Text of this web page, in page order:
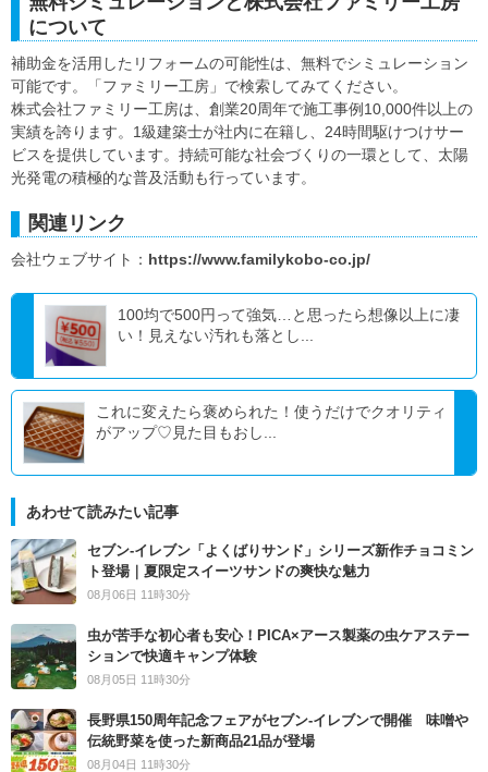
について
補助金を活用したリフォームの可能性は、無料でシミュレーション
可能です。「ファミリー工房」で検索してみてください。
株式会社ファミリー工房は、創業20周年で施工事例10,000件以上の
実績を誇ります。1級建築士が社内に在籍し、24時間駆けつけサー
ビスを提供しています。持続可能な社会づくりの一環として、太陽
光発電の積極的な普及活動も行っています。
関連リンク
会社ウェブサイト： https://www.familykobo-co.jp/
100均で500円って強気…と思ったら想像以上に凄
い！見えない汚れも落とし...
これに変えたら褒められた！使うだけでクオリティ
がアップ♡見た目もおし...
あわせて読みたい記事
セブン‐イレブン「よくばりサンド」シリーズ新作チョコミン
ト登場｜夏限定スイーツサンドの爽快な魅力
08月06日 11時30分
虫が苦手な初心者も安心！PICA×アース製薬の虫ケアステー
ションで快適キャンプ体験
08月05日 11時30分
長野県150周年記念フェアがセブン-イレブンで開催 味噌や
伝統野菜を使った新商品21品が登場
08月04日 11時30分